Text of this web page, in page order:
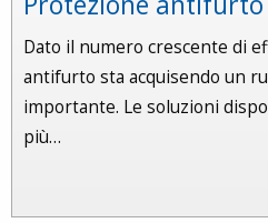
Dato il numero crescente di
antifurto sta acquisendo un
importante. Le soluzioni
più…